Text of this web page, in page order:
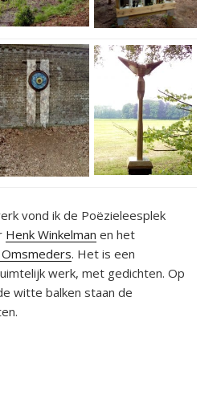
vond ik de Poëzieleesplek
Henk Winkelman en het
. Het is een
werk, met gedichten. Op
witte balken staan de